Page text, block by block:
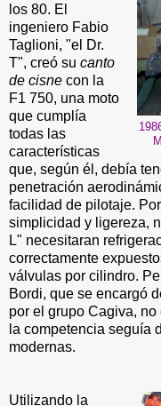
los 80. El
ingeniero Fabio
Taglioni, "el Dr.
T", creó su canto
de cisne con la
F1 750, una moto
que cumplía
todas las
características
que, según él, debía
penetración
facilidad de pilotaje.
simplicidad y ligereza,
L" necesitaran
correctamente
válvulas por cilindro.
Bordi, que se encargó
por el grupo Cagiva,
la competencia seguía
modernas.
Utilizando la